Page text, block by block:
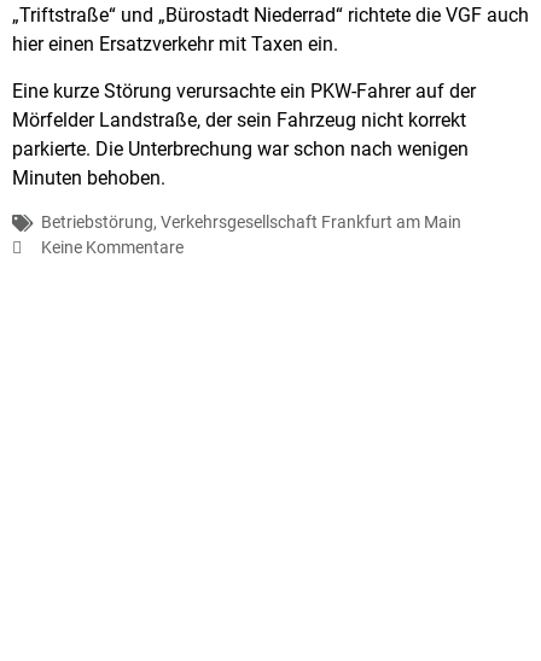
„Triftstraße“ und „Bürostadt Niederrad“ richtete die VGF auch
hier einen Ersatzverkehr mit Taxen ein.
Eine kurze Störung verursachte ein PKW-Fahrer auf der
Mörfelder Landstraße, der sein Fahrzeug nicht korrekt
parkierte. Die Unterbrechung war schon nach wenigen
Minuten behoben.
Betriebstörung, Verkehrsgesellschaft Frankfurt am Main
Keine Kommentare